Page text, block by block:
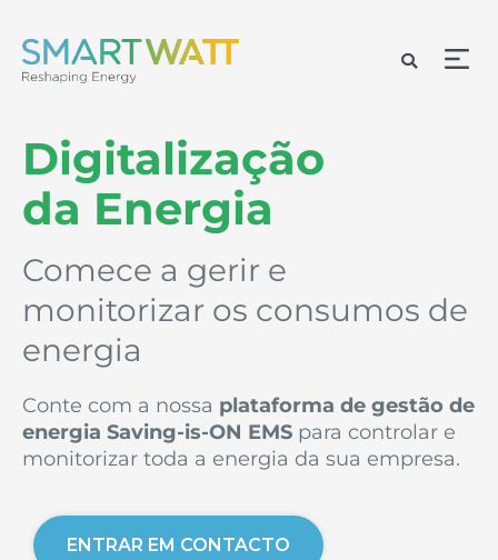
Digitalização
da Energia
Comece a gerir e
monitorizar os consumos de
energia
Conte com a nossa plataforma de gestão de
energia Saving-is-ON EMS para controlar e
monitorizar toda a energia da sua empresa.
ENTRAR EM CONTACTO